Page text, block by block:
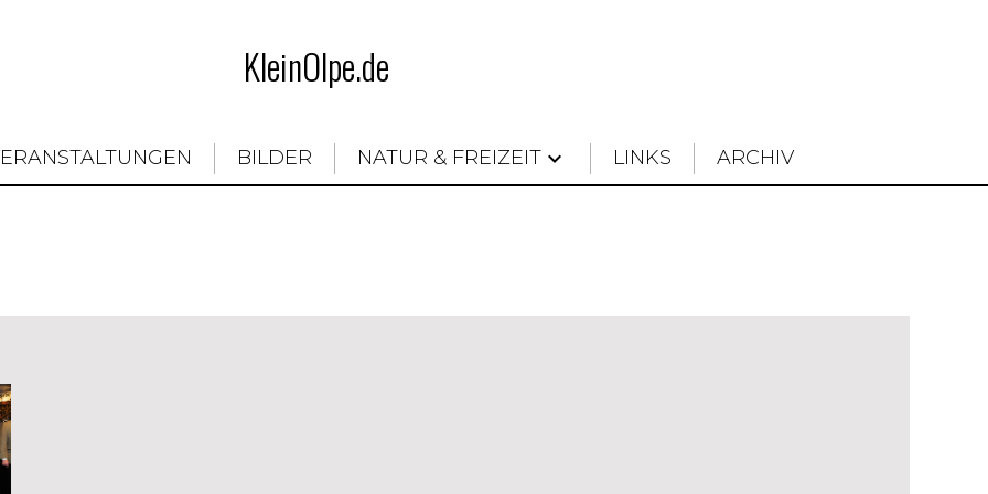
KleinOlpe.de
BILDER NATUR & FREIZEIT keyboard_arrow_down LINKS ARCHIV